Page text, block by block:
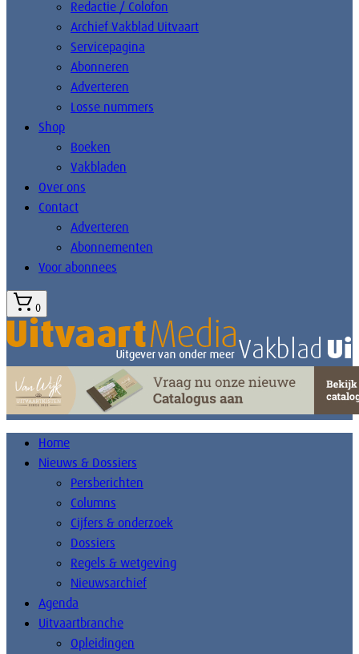
Redactie / Colofon
Archief Vakblad Uitvaart
Servicepagina
Abonneren
Adverteren
Losse nummers
Shop
Boeken
Vakbladen
Over ons
Contact
Adverteren
Abonnementen
Voor abonnees
0
Home
Nieuws & Dossiers
Persberichten
Columns
Cijfers & onderzoek
Dossiers
Regels & wetgeving
Nieuwsarchief
Agenda
Uitvaartbranche
Opleidingen